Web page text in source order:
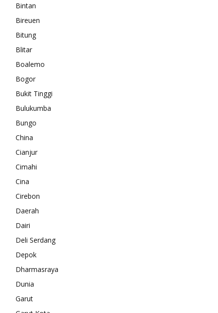
Bintan
Bireuen
Bitung
Blitar
Boalemo
Bogor
Bukit Tinggi
Bulukumba
Bungo
China
Cianjur
Cimahi
Cina
Cirebon
Daerah
Dairi
Deli Serdang
Depok
Dharmasraya
Dunia
Garut